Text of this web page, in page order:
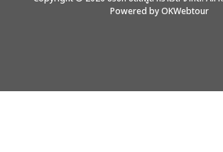
Powered by OKWebtour